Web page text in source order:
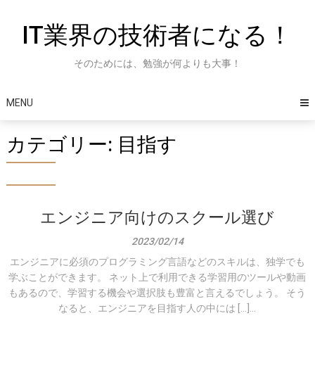
IT業界の技術者になる！
そのためには、勉強が何よりも大事！
MENU
カテゴリー: 目指す
エンジニア向けのスクール選び
2023/02/14
エンジニアに必須のプログラミング言語などのスキルは、独学でも
学ぶことができます。 ネット上で利用できる学習用のツールや動画
もあるので、学習する機会や選択肢も豊富と言えるでしょう。 そう
なると、エンジニアを目指す人の中には […]...